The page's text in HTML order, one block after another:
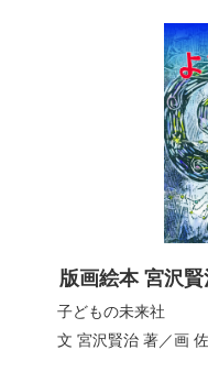
版画絵本 宮沢
子どもの未来社
文 宮沢賢治 著／画